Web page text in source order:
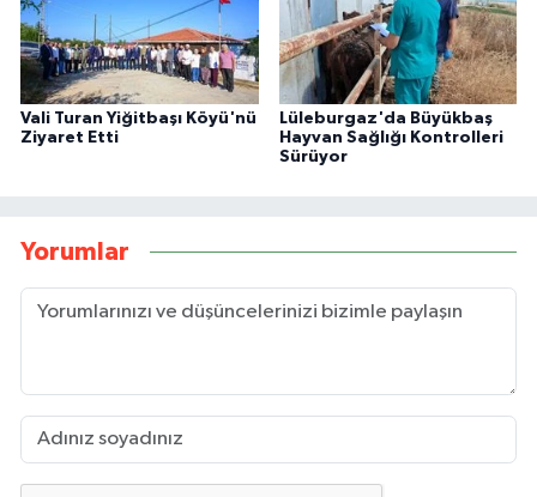
Vali Turan Yiğitbaşı Köyü'nü
Ziyaret Etti
Lüleburgaz'da Büyükbaş
Hayvan Sağlığı Kontrolleri
Sürüyor
Yorumlar